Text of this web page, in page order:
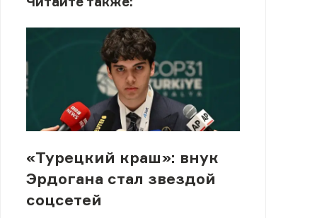
«Турецкий краш»: внук
Эрдогана стал звездой
соцсетей